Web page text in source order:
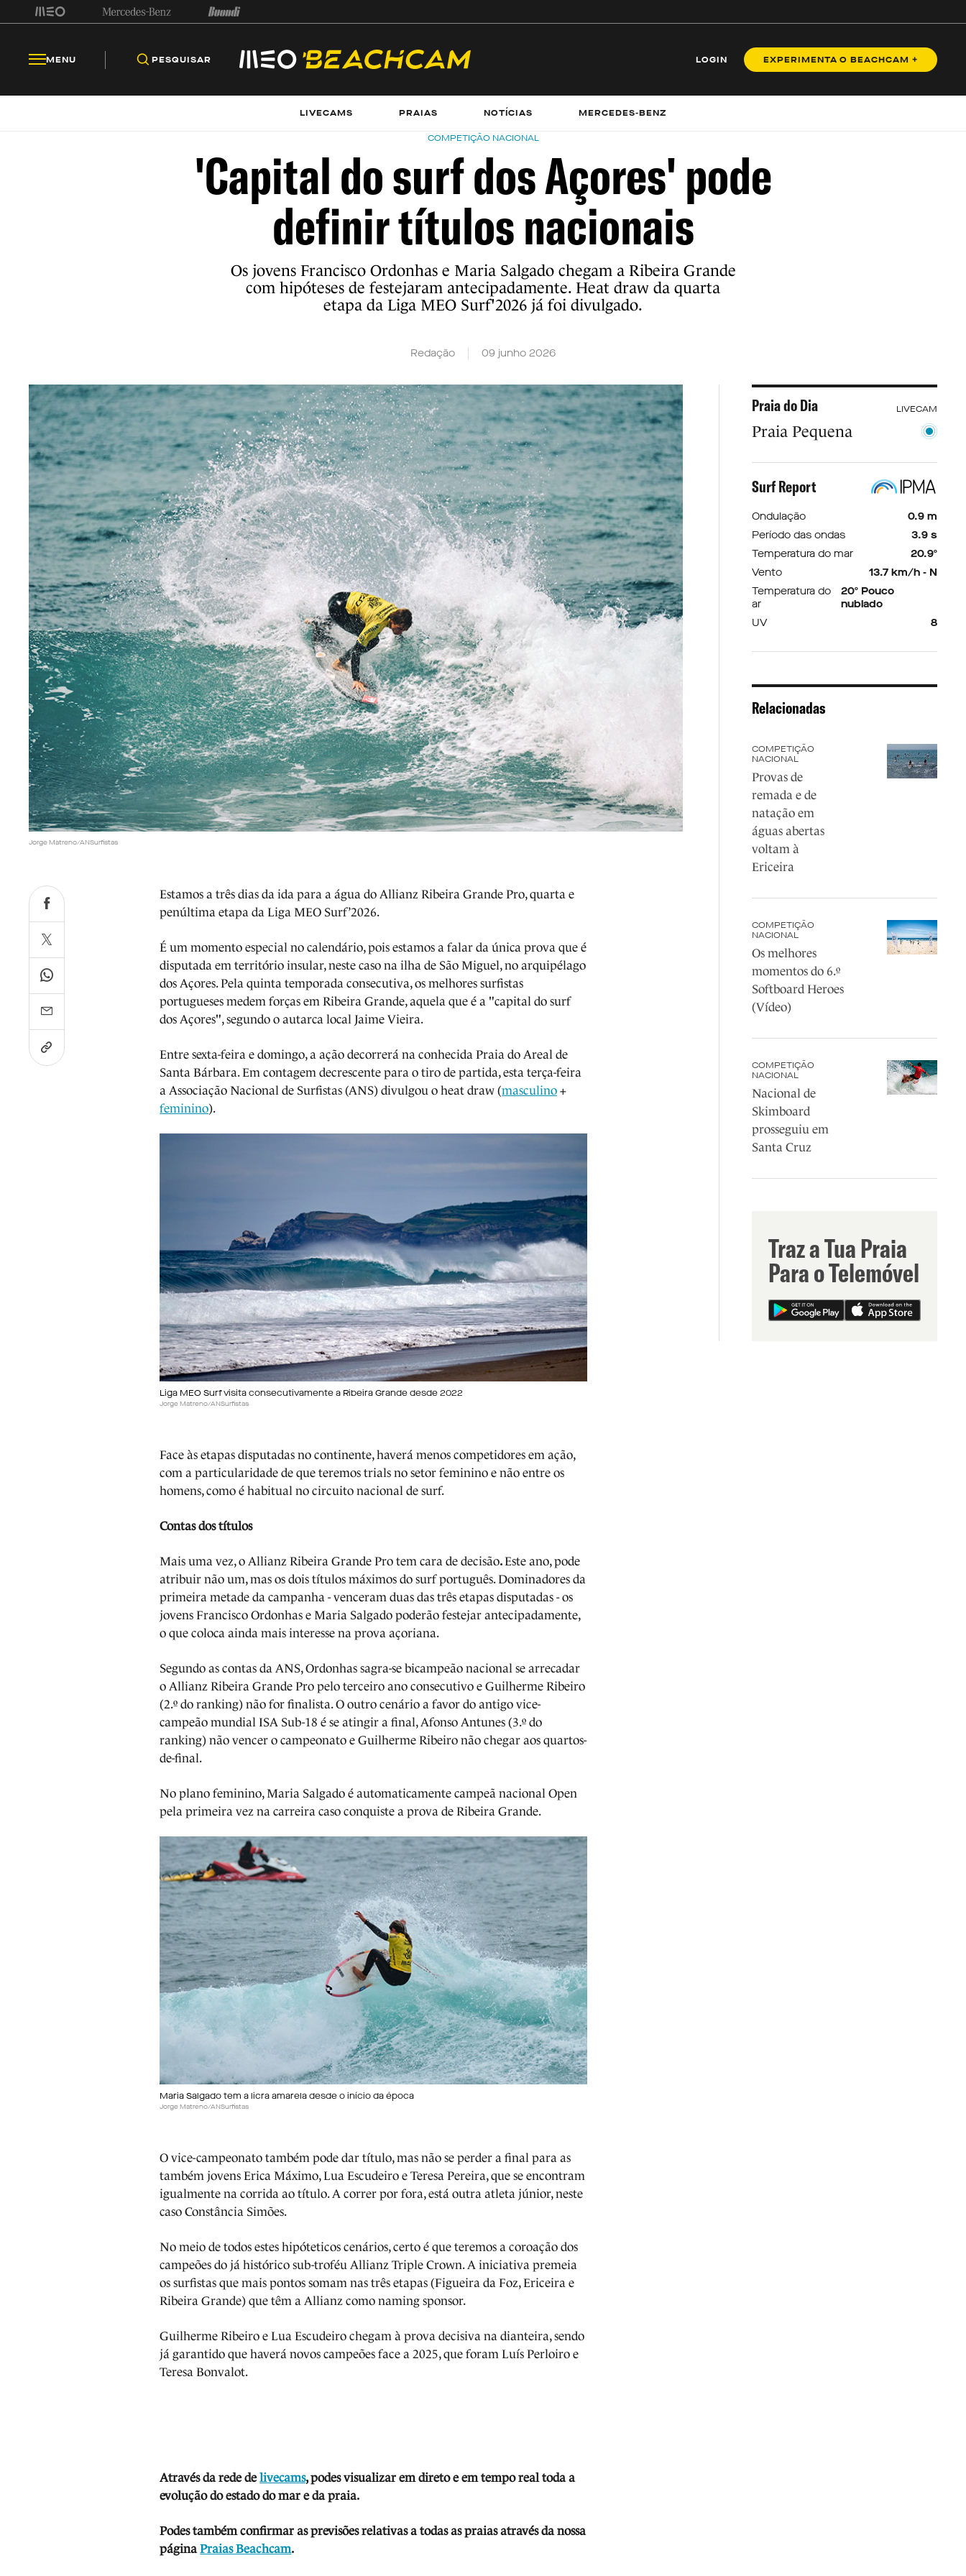
MENU PESQUISAR LOGIN EXPERIMENTA O BEACHCAM +
LIVECAMS PRAIAS NOTÍCIAS MERCEDES-BENZ
COMPETIÇÃO NACIONAL
'Capital do surf dos Açores' pode
definir títulos nacionais
Os jovens Francisco Ordonhas e Maria Salgado chegam a Ribeira Grande
com hipóteses de festejaram antecipadamente. Heat draw da quarta
etapa da Liga MEO Surf'2026 já foi divulgado.
Redação 09 junho 2026
Jorge Matreno/ANSurfistas
Estamos a três dias da ida para a água do Allianz Ribeira Grande Pro, quarta e
penúltima etapa da Liga MEO Surf’2026.
É um momento especial no calendário, pois estamos a falar da única prova que é
disputada em território insular, neste caso na ilha de São Miguel, no arquipélago
dos Açores. Pela quinta temporada consecutiva, os melhores surfistas
portugueses medem forças em Ribeira Grande, aquela que é a "capital do surf
dos Açores", segundo o autarca local Jaime Vieira.
Entre sexta-feira e domingo, a ação decorrerá na conhecida Praia do Areal de
Santa Bárbara. Em contagem decrescente para o tiro de partida, esta terça-feira
a Associação Nacional de Surfistas (ANS) divulgou o heat draw (masculino +
feminino).
Liga MEO Surf visita consecutivamente a Ribeira Grande desde 2022
Jorge Matreno/ANSurfistas
Face às etapas disputadas no continente, haverá menos competidores em ação,
com a particularidade de que teremos trials no setor feminino e não entre os
homens, como é habitual no circuito nacional de surf.
Contas dos títulos
Mais uma vez, o Allianz Ribeira Grande Pro tem cara de decisão.Este ano, pode
atribuir não um, mas os dois títulos máximos do surf português. Dominadores da
primeira metade da campanha - venceram duas das três etapas disputadas - os
jovens Francisco Ordonhas e Maria Salgado poderão festejar antecipadamente,
o que coloca ainda mais interesse na prova açoriana.
Segundo as contas da ANS, Ordonhas sagra-se bicampeão nacional se arrecadar
o Allianz Ribeira Grande Pro pelo terceiro ano consecutivo e Guilherme Ribeiro
(2.º do ranking) não for finalista. O outro cenário a favor do antigo vice-
campeão mundial ISA Sub-18 é se atingir a final, Afonso Antunes (3.º do
ranking) não vencer o campeonato e Guilherme Ribeiro não chegar aos quartos-
de-final.
No plano feminino, Maria Salgado é automaticamente campeã nacional Open
pela primeira vez na carreira caso conquiste a prova de Ribeira Grande.
Maria Salgado tem a licra amarela desde o início da época
Jorge Matreno/ANSurfistas
O vice-campeonato também pode dar título, mas não se perder a final para as
também jovens Erica Máximo, Lua Escudeiro e Teresa Pereira, que se encontram
igualmente na corrida ao título. A correr por fora, está outra atleta júnior, neste
caso Constância Simões.
No meio de todos estes hipóteticos cenários, certo é que teremos a coroação dos
campeões do já histórico sub-troféu Allianz Triple Crown. A iniciativa premeia
os surfistas que mais pontos somam nas três etapas (Figueira da Foz, Ericeira e
Ribeira Grande) que têm a Allianz como naming sponsor.
Guilherme Ribeiro e Lua Escudeiro chegam à prova decisiva na dianteira, sendo
já garantido que haverá novos campeões face a 2025, que foram Luís Perloiro e
Teresa Bonvalot.
Através da rede delivecams, podes visualizar em direto e em tempo real toda a
evolução do estado do mar e da praia.
Podes também confirmar as previsões relativas a todas as praias através da nossa
páginaPraias Beachcam.
Praia do Dia LIVECAM
Praia Pequena
Surf Report
Ondulação
0.9 m
Período das ondas
3.9 s
Temperatura do mar
20.9º
Vento
13.7 km/h - N
Temperatura do
ar
20º Pouco
nublado
UV
8
Relacionadas
COMPETIÇÃO
NACIONAL
Provas de
remada e de
natação em
águas abertas
voltam à
Ericeira
COMPETIÇÃO
NACIONAL
Os melhores
momentos do 6.º
Softboard Heroes
(Vídeo)
COMPETIÇÃO
NACIONAL
Nacional de
Skimboard
prosseguiu em
Santa Cruz
Traz a Tua Praia
Para o Telemóvel